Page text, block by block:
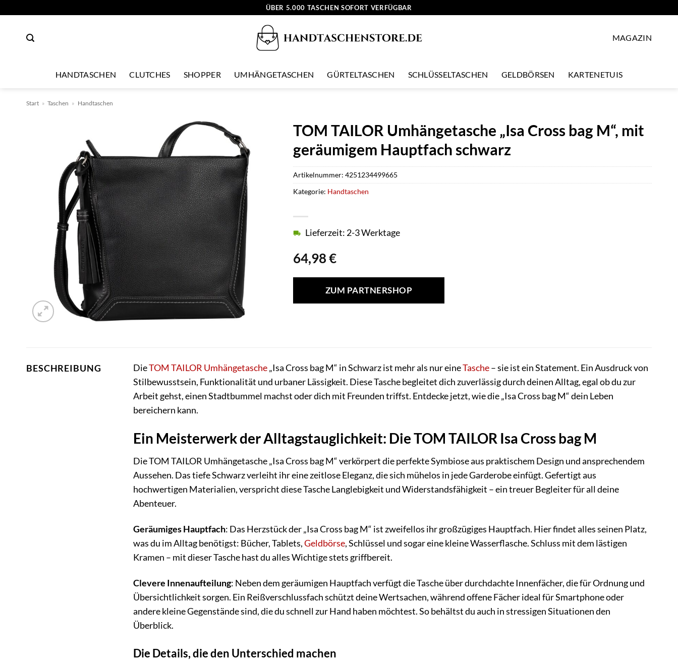
springen
ÜBER 5.000 TASCHEN SOFORT VERFÜGBAR
MAGAZIN
HANDTASCHEN CLUTCHES SHOPPER UMHÄNGETASCHEN GÜRTELTASCHEN SCHLÜSSELTASCHEN GELDBÖRSEN KARTENETUIS
Start » Taschen » Handtaschen
TOM TAILOR Umhängetasche „Isa Cross bag M“, mit
geräumigem Hauptfach schwarz
64,98€
Lieferzeit: 2-3 Werktage
ZUM PARTNERSHOP
Artikelnummer:4251234499665
Kategorie: Handtaschen
BESCHREIBUNG DieTOM TAILOR Umhängetasche„Isa Cross bag M“ in Schwarz ist mehr als nur eineTasche– sie ist ein Statement. Ein Ausdruck von
Stilbewusstsein, Funktionalität und urbaner Lässigkeit. Diese Tasche begleitet dich zuverlässig durch deinen Alltag, egal ob du zur
Arbeit gehst, einen Stadtbummel machst oder dich mit Freunden triffst. Entdecke jetzt, wie die „Isa Cross bag M“ dein Leben
bereichern kann.
Ein Meisterwerk der Alltagstauglichkeit: Die TOM TAILOR Isa Cross bag M
Die TOM TAILOR Umhängetasche „Isa Cross bag M“ verkörpert die perfekte Symbiose aus praktischem Design und ansprechendem
Aussehen. Das tiefe Schwarz verleiht ihr eine zeitlose Eleganz, die sich mühelos in jede Garderobe einfügt. Gefertigt aus
hochwertigen Materialien, verspricht diese Tasche Langlebigkeit und Widerstandsfähigkeit – ein treuer Begleiter für all deine
Abenteuer.
Geräumiges Hauptfach: Das Herzstück der „Isa Cross bag M“ ist zweifellos ihr großzügiges Hauptfach. Hier findet alles seinen Platz,
was du im Alltag benötigst: Bücher, Tablets,Geldbörse, Schlüssel und sogar eine kleine Wasserflasche. Schluss mit dem lästigen
Kramen – mit dieser Tasche hast du alles Wichtige stets griffbereit.
Clevere Innenaufteilung: Neben dem geräumigen Hauptfach verfügt die Tasche über durchdachte Innenfächer, die für Ordnung und
Übersichtlichkeit sorgen. Ein Reißverschlussfach schützt deine Wertsachen, während offene Fächer ideal für Smartphone oder
andere kleine Gegenstände sind, die du schnell zur Hand haben möchtest. So behältst du auch in stressigen Situationen den
Überblick.
Die Details, die den Unterschied machen